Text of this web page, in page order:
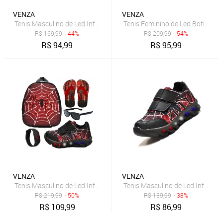
VENZA
Tenis Masculino de Led Infantil Aranha Calce Facil Original + Brindes
R$169,99 - 44%
R$94,99
VENZA
Tenis Feminino de Led Botinha
R$209,99 - 54%
R$95,99
VENZA
Tenis Masculino de Led Infantil Aranha Calce Facil Original +
R$219,99 - 50%
R$ 109,99
VENZA
Tenis Masculino de Led Infantil
R$139,99 - 38%
R$86,99